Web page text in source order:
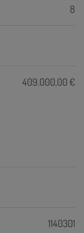
8
409.000,00 €
1140301